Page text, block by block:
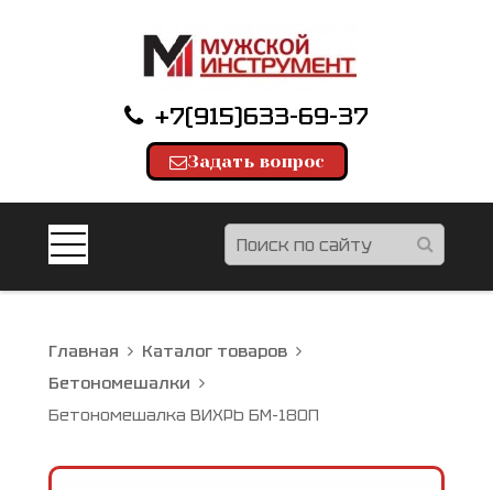
+7(915)633-69-37
Задать вопрос
Главная
Каталог товаров
Бетономешалки
Бетономешалка ВИХРЬ БМ-180П